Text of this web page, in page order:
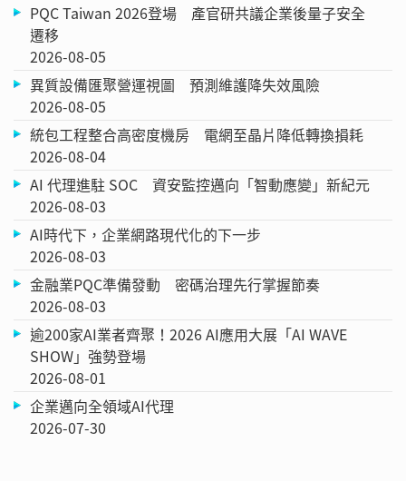
PQC Taiwan 2026登場 產官研共議企業後量子安全
遷移
2026-08-05
異質設備匯聚營運視圖 預測維護降失效風險
2026-08-05
統包工程整合高密度機房 電網至晶片降低轉換損耗
2026-08-04
AI 代理進駐 SOC 資安監控邁向「智動應變」新紀元
2026-08-03
AI時代下，企業網路現代化的下一步
2026-08-03
金融業PQC準備發動 密碼治理先行掌握節奏
2026-08-03
逾200家AI業者齊聚！2026 AI應用大展「AI WAVE
SHOW」強勢登場
2026-08-01
企業邁向全領域AI代理
2026-07-30